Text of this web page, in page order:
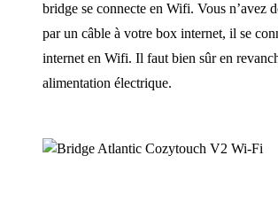
bridge se connecte en Wifi. Vous n’avez
par un câble à votre box internet, il se
internet en Wifi. Il faut bien sûr en
alimentation électrique.